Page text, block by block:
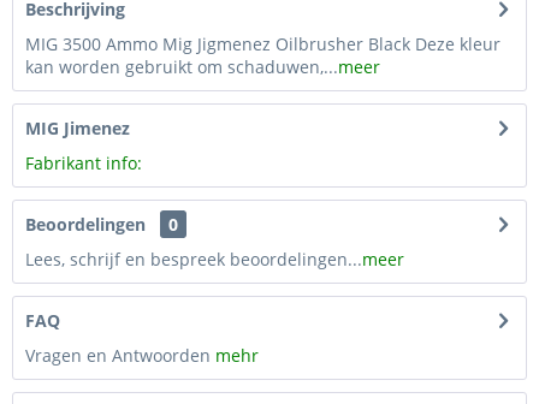
Beschrijving
MIG 3500 Ammo Mig Jigmenez Oilbrusher Black Deze kleur
kan worden gebruikt om schaduwen,...meer
MIG Jimenez
Fabrikant info:
Beoordelingen
0
Lees, schrijf en bespreek beoordelingen...meer
FAQ
Vragen en Antwoorden mehr